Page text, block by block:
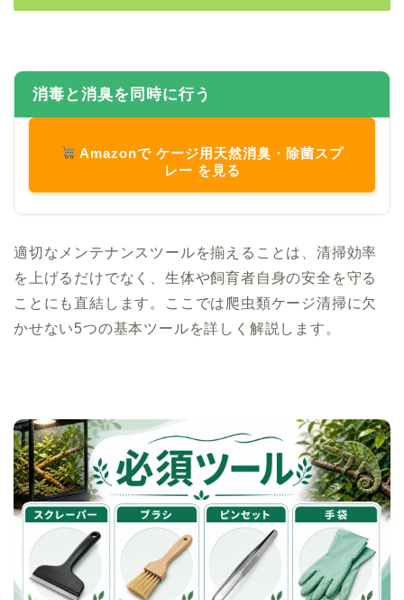
消毒と消臭を同時に行う
Amazonで ケージ用天然消臭・除菌スプ
レー を見る
適切なメンテナンスツールを揃えることは、清掃効率
を上げるだけでなく、生体や飼育者自身の安全を守る
ことにも直結します。ここでは爬虫類ケージ清掃に欠
かせない5つの基本ツールを詳しく解説します。